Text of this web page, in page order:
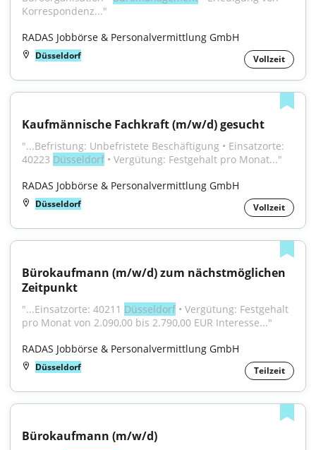
Korrespondenz..."
RADAS Jobbörse & Personalvermittlung GmbH
Düsseldorf Vollzeit
Kaufmännische Fachkraft (m/w/d) gesucht
"...Befristung: Unbefristete Beschäftigung • Einsatzorte:
40223 Düsseldorf • Vergütung: Festgehalt pro Monat..."
RADAS Jobbörse & Personalvermittlung GmbH
Düsseldorf Vollzeit
Bürokaufmann (m/w/d) zum nächstmöglichen
Zeitpunkt
"...Einsatzorte: 40211 Düsseldorf • Vergütung: Festgehalt
pro Monat von 2.090,00 bis 2.790,00 EUR Interesse..."
RADAS Jobbörse & Personalvermittlung GmbH
Düsseldorf Teilzeit
Bürokaufmann (m/w/d)